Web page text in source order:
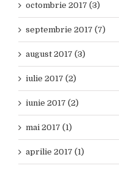
octombrie 2017 (3)
septembrie 2017 (7)
august 2017 (3)
iulie 2017 (2)
iunie 2017 (2)
mai 2017 (1)
aprilie 2017 (1)